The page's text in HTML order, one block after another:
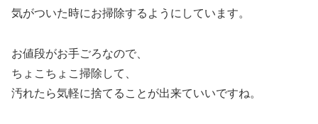
気がついた時にお掃除するようにしています。
お値段がお手ごろなので、
ちょこちょこ掃除して、
汚れたら気軽に捨てることが出来ていいですね。